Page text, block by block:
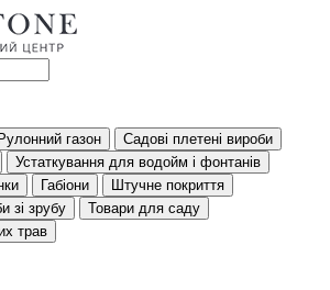
Рулонний газон
Садові плетені вироби
Устаткування для водойм і фонтанів
Габіони
Штучне покриття
зі зрубу
Товари для саду
трав